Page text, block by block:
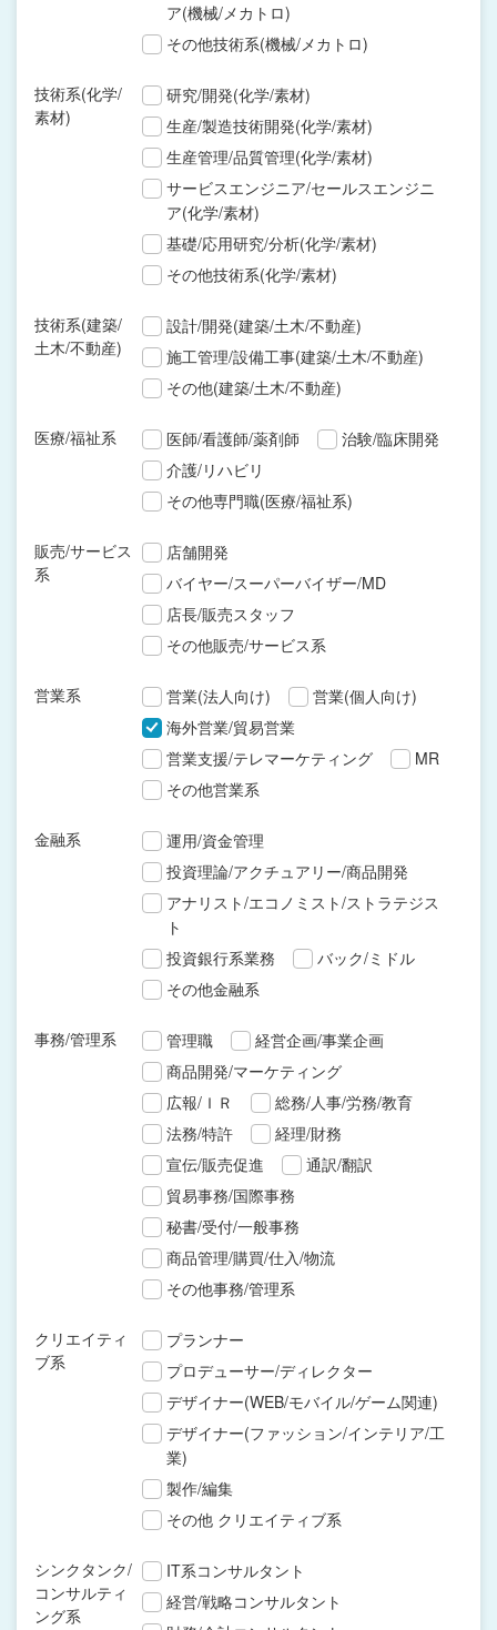
ア(機械/メカトロ)
その他技術系(機械/メカトロ)
技術系(化学/
素材)
研究/開発(化学/素材)
生産/製造技術開発(化学/素材)
生産管理/品質管理(化学/素材)
サービスエンジニア/セールスエンジニ
ア(化学/素材)
基礎/応用研究/分析(化学/素材)
その他技術系(化学/素材)
技術系(建築/
土木/不動産)
設計/開発(建築/土木/不動産)
施工管理/設備工事(建築/土木/不動産)
その他(建築/土木/不動産)
医療/福祉系 医師/看護師/薬剤師
治験/臨床開発
介護/リハビリ
その他専門職(医療/福祉系)
販売/サービス
系
店舗開発
バイヤー/スーパーバイザー/MD
店長/販売スタッフ
その他販売/サービス系
営業系 営業(法人向け)
営業(個人向け)
海外営業/貿易営業
営業支援/テレマーケティング
MR
その他営業系
金融系
運用/資金管理
投資理論/アクチュアリー/商品開発
アナリスト/エコノミスト/ストラテジス
ト
投資銀行系業務
バック/ミドル
その他金融系
事務/管理系 管理職
経営企画/事業企画
商品開発/マーケティング
広報/ＩＲ
総務/人事/労務/教育
法務/特許
経理/財務
宣伝/販売促進
通訳/翻訳
貿易事務/国際事務
秘書/受付/一般事務
商品管理/購買/仕入/物流
その他事務/管理系
クリエイティ
ブ系
プランナー
プロデューサー/ディレクター
デザイナー(WEB/モバイル/ゲーム関連)
デザイナー(ファッション/インテリア/工
業)
製作/編集
その他 クリエイティブ系
シンクタンク/
コンサルティ
ング系
IT系コンサルタント
経営/戦略コンサルタント